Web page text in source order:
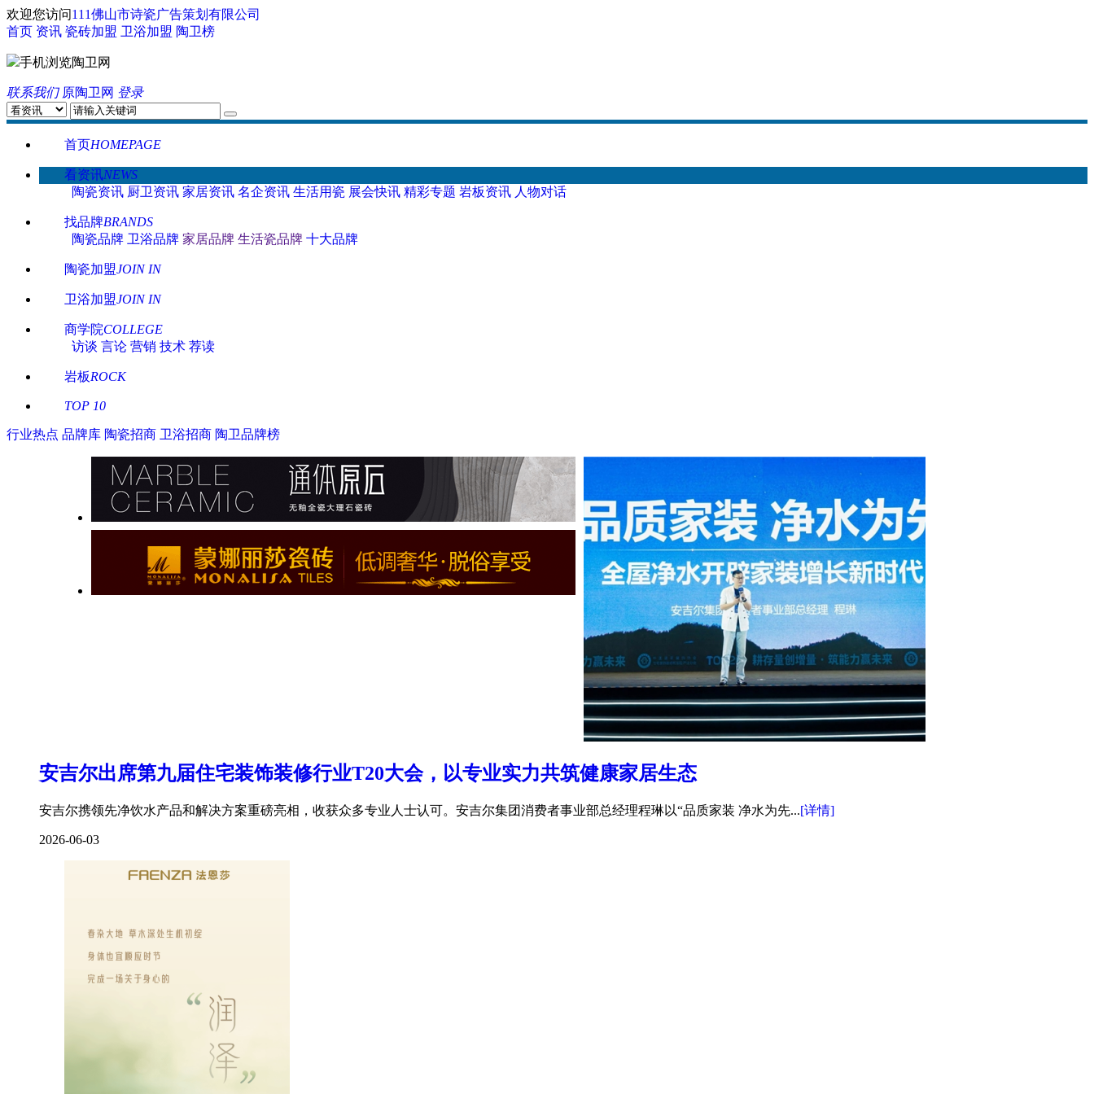
欢迎您访问111佛山市诗瓷广告策划有限公司
首页 资讯 瓷砖加盟 卫浴加盟 陶卫榜
手机浏览陶卫网
联系我们 原陶卫网 登录
首页HOMEPAGE
看资讯NEWS
陶瓷资讯 厨卫资讯 家居资讯 名企资讯 生活用瓷 展会快讯 精彩专题 岩板资讯 人物对话
找品牌BRANDS
陶瓷品牌 卫浴品牌 家居品牌 生活瓷品牌 十大品牌
陶瓷加盟JOIN IN
卫浴加盟JOIN IN
商学院COLLEGE
访谈 言论 营销 技术 荐读
岩板ROCK
TOP 10
行业热点 品牌库 陶瓷招商 卫浴招商 陶卫品牌榜
安吉尔出席第九届住宅装饰装修行业T20大会，以专业实力共筑健康家居生态
安吉尔携领先净饮水产品和解决方案重磅亮相，收获众多专业人士认可。安吉尔集团消费者事业部总经理程琳以“品质家装 净水为先...[详情]
2026-06-03